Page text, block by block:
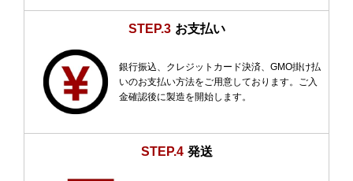
STEP.3 お支払い
銀行振込、クレジットカード決済、GMO掛け払
いのお支払い方法をご用意しております。ご入
金確認後に製造を開始します。
STEP.4 発送